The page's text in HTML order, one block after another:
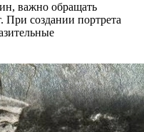
важно обращать
При создании портрета